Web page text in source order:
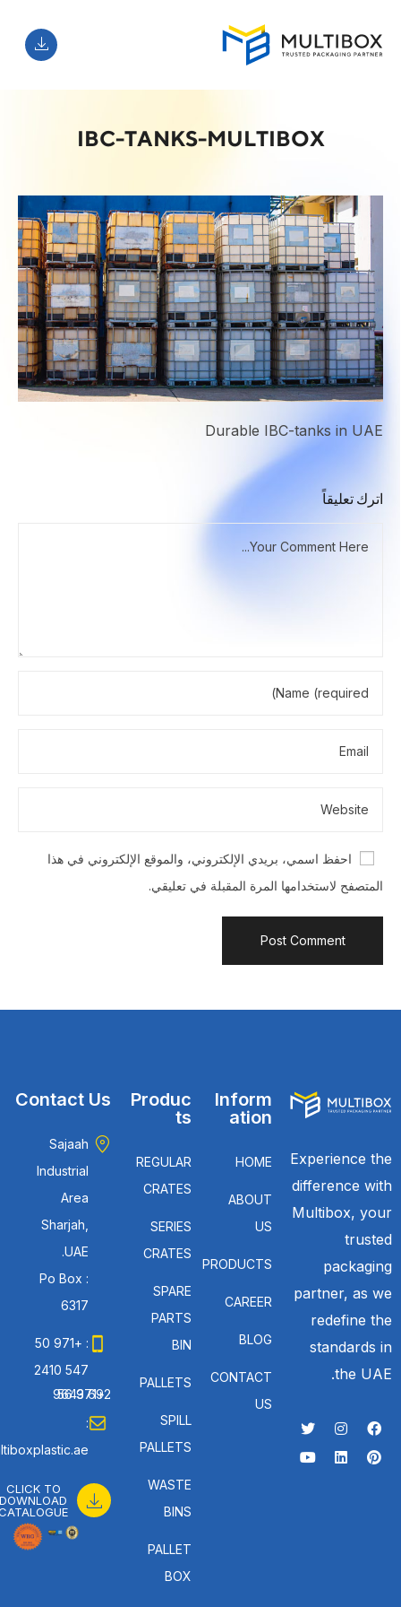
IBC-TANKS-MULTIBOX
Durable IBC-tanks in UAE
اترك تعليقاً
احفظ اسمي، بريدي الإلكتروني، والموقع الإلكتروني في هذا
المتصفح لاستخدامها المرة المقبلة في تعليقي.
Experience the
difference with
Multibox, your
trusted
packaging
partner, as we
redefine the
standards in
the UAE.
Inform
ation
HOME
ABOUT
US
PRODUCTS
CAREER
BLOG
CONTACT
US
Produc
ts
REGULAR
CRATES
SERIES
CRATES
SPARE
PARTS
BIN
PALLETS
SPILL
PALLETS
WASTE
BINS
PALLET
BOX
Contact Us
Sajaah
Industrial
Area
Sharjah,
UAE.
Po Box :
6317
: +971 50
547 2410
: +971 56 692 9643
:
CLICK TO
DOWNLOAD